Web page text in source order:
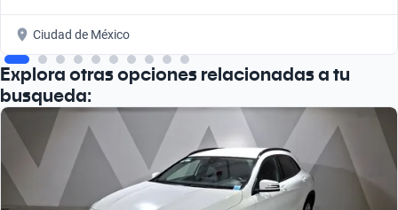
Ciudad de México
Explora otras opciones relacionadas a tu
busqueda: